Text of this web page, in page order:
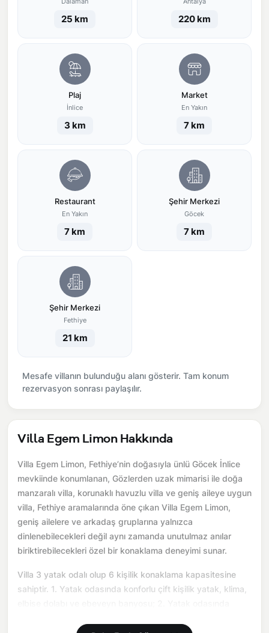
25 km 220 km
Plaj
İnlice
3 km
Market
En Yakın
7 km
Restaurant
En Yakın
7 km
Şehir Merkezi
Göcek
7 km
Şehir Merkezi
Fethiye
21 km
Mesafe villanın bulunduğu alanı gösterir. Tam konum
rezervasyon sonrası paylaşılır.
Villa Egem Limon Hakkında
Villa Egem Limon, Fethiye’nin doğasıyla ünlü Göcek İnlice
mevkiinde konumlanan, Gözlerden uzak mimarisi ile doğa
manzaralı villa, korunaklı havuzlu villa ve geniş aileye uygun
villa, Fethiye aramalarında öne çıkan Villa Egem Limon,
geniş ailelere ve arkadaş gruplarına yalnızca
dinlenebilecekleri değil aynı zamanda unutulmaz anılar
biriktirebilecekleri özel bir konaklama deneyimi sunar.
Villa 3 yatak odalı olup 6 kişilik konaklama kapasitesine
sahiptir. 1. Yatak odasında konforlu çift kişilik yatak, klima,